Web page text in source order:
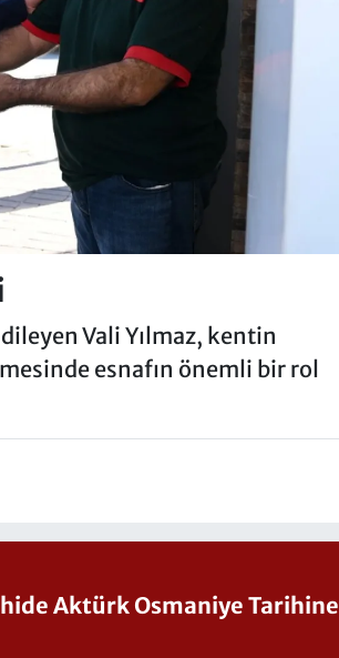
Vali Yılmaz, kentin
esnafın önemli bir rol
Aktürk Osmaniye Tarihine